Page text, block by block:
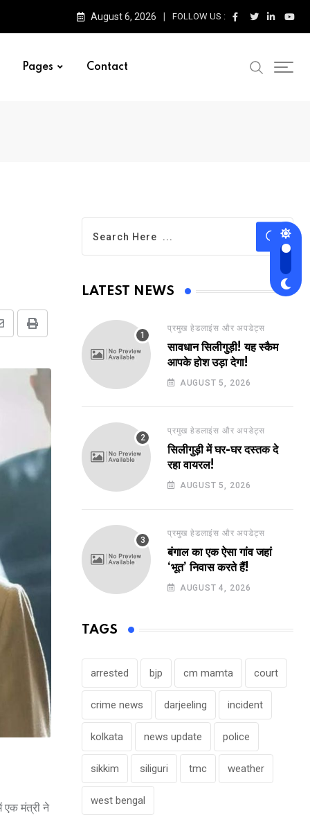
August 6, 2026 FOLLOW US :
Pages Contact
Print
एक मंत्री ने
LATEST NEWS
प्रमुख हेडलाइंस और अपडेट्स
सावधान सिलीगुड़ी! यह स्कैम
आपके होश उड़ा देगा!
AUGUST 5, 2026
प्रमुख हेडलाइंस और अपडेट्स
सिलीगुड़ी में घर-घर दस्तक दे
रहा वायरल!
AUGUST 5, 2026
प्रमुख हेडलाइंस और अपडेट्स
बंगाल का एक ऐसा गांव जहां
‘भूत’ निवास करते हैं!
AUGUST 4, 2026
TAGS
arrested bjp cm mamta court
crime news darjeeling incident
kolkata news update police
sikkim siliguri tmc weather
west bengal